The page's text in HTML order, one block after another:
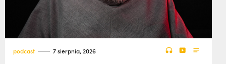
podcast 7 sierpnia, 2026